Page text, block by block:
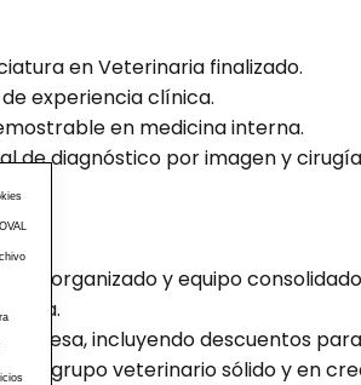
en Veterinaria finalizado.
experiencia clínica.
en medicina interna.
de diagnóstico por imagen y
organizado y equipo
incluyendo descuentos
un grupo veterinario sólido y en